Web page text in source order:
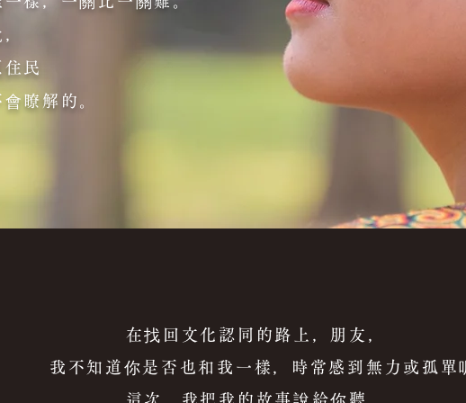
民
瞭解的。
回文化認同的路上， 朋友，
道你是否也和我一樣，時常感到無力或孤單
我把我的故事說給你聽，